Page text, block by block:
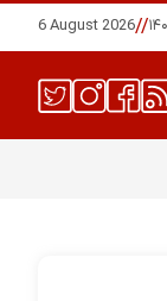
//
6 August 2026